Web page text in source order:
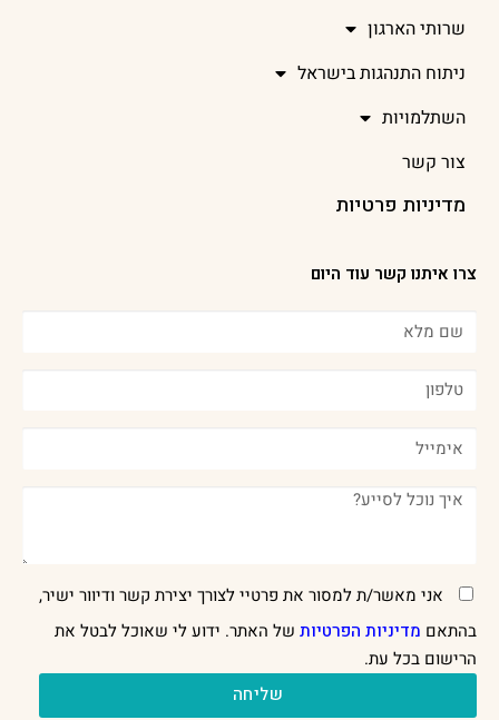
שרותי הארגון
ניתוח התנהגות בישראל
השתלמויות
צור קשר
מדיניות פרטיות
צרו איתנו קשר עוד היום
אני מאשר/ת למסור את פרטיי לצורך יצירת קשר ודיוור ישיר,
בהתאם מדיניות הפרטיות של האתר. ידוע לי שאוכל לבטל את
הרישום בכל עת.
שליחה